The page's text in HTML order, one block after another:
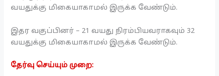
வயதுக்கு மிகையாகாமல் இருக்க வேண்டும்.
இதர வகுப்பினர் – 21 வயது நிரம்பியவராகவும் 32
வயதுக்கு மிகையாகாமல் இருக்க வேண்டும்.
தேர்வு செய்யும் முறை: